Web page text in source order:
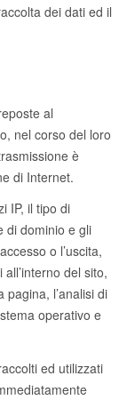
dei dati ed il
al
nel corso del loro
è
di Internet.
IP, il tipo di
di dominio e gli
o l’uscita,
del sito,
pagina, l’analisi di
operativo e
ed utilizzati